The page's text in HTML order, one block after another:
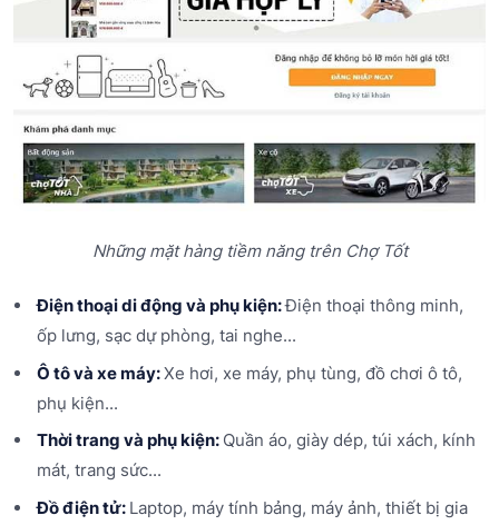
Những mặt hàng tiềm năng trên Chợ Tốt
Điện thoại di động và phụ kiện:Điện thoại thông minh,
ốp lưng, sạc dự phòng, tai nghe...
Ô tô và xe máy:Xe hơi, xe máy, phụ tùng, đồ chơi ô tô,
phụ kiện...
Thời trang và phụ kiện: Quần áo, giày dép, túi xách, kính
mát, trang sức...
Đồ điện tử: Laptop, máy tính bảng, máy ảnh, thiết bị gia